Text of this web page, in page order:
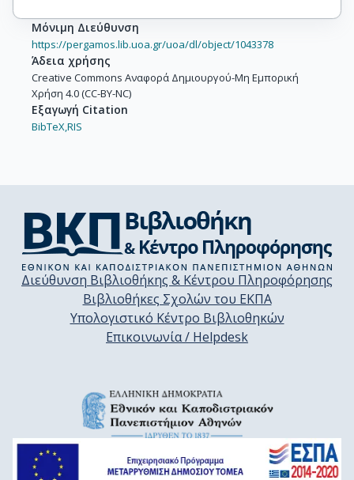
Μόνιμη Διεύθυνση
https://pergamos.lib.uoa.gr/uoa/dl/object/1043378
Άδεια χρήσης
Creative Commons Αναφορά Δημιουργού-Μη Εμπορική
Χρήση 4.0 (CC-BY-NC)
Εξαγωγή Citation
BibTeX,RIS
Διεύθυνση Βιβλιοθήκης & Κέντρου Πληροφόρησης
Βιβλιοθήκες Σχολών του ΕΚΠΑ
Υπολογιστικό Κέντρο Βιβλιοθηκών
Επικοινωνία / Helpdesk